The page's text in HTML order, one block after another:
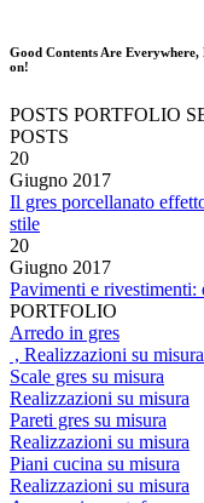
Good Contents Are Everywhere,
on!
POSTS PORTFOLIO
POSTS
20
Giugno 2017
Il gres porcellanato
stile
20
Giugno 2017
Pavimenti e
PORTFOLIO
Arredo in gres
, Realizzazioni su misura
Scale gres su misura
Realizzazioni su misura
Pareti gres su misura
Realizzazioni su misura
Piani cucina su misura
Realizzazioni su misura